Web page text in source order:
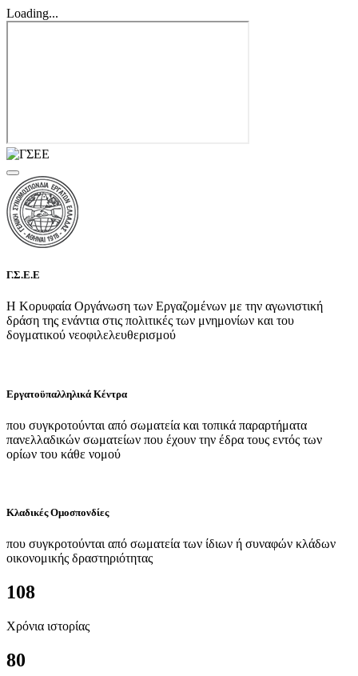
Loading...
Γ.Σ.Ε.Ε
Η Κορυφαία Οργάνωση των Εργαζομένων με την αγωνιστική
δράση της ενάντια στις πολιτικές των μνημονίων και του
δογματικού νεοφιλελευθερισμού
Εργατοϋπαλληλικά Κέντρα
που συγκροτούνται από σωματεία και τοπικά παραρτήματα
πανελλαδικών σωματείων που έχουν την έδρα τους εντός των
ορίων του κάθε νομού
Κλαδικές Ομοσπονδίες
που συγκροτούνται από σωματεία των ίδιων ή συναφών κλάδων
οικονομικής δραστηριότητας
108
Χρόνια ιστορίας
80